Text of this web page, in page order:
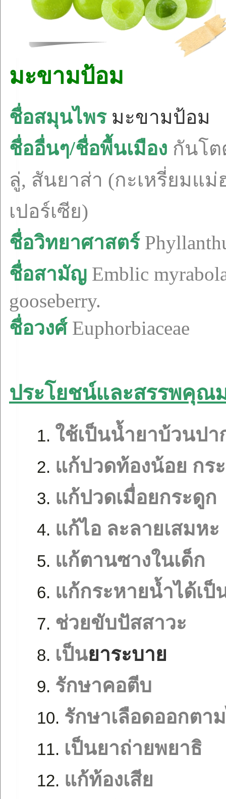
มะขามป้อม
ชื่อสมุนไพร มะขามป้อม
ชื่ออื่นๆ/ชื่อพื้นเมือง กันโต
ลู่, สันยาส่า (กะเหรี่ยมแ
เปอร์เซีย)
ชื่อวิทยาศาสตร์
ชื่อสามัญ Emblic
gooseberry.
ชื่อวงศ์ Euphorbiaceae
ประโยชน์และสรรพคุณ
ใช้เป็นน้ำยาบ้วนป
แก้ปวดท้องน้อย กร
แก้ปวดเมื่อยกระดูก
แก้ไอ ละลายเสมหะ
แก้ตานซางในเด็ก
แก้กระหายน้ำได้เป็
ช่วยขับปัสสาวะ
เป็นยาระบาย
รักษาคอตีบ
รักษาเลือดออกตา
เป็นยาถ่ายพยาธิ
แก้ท้องเสีย